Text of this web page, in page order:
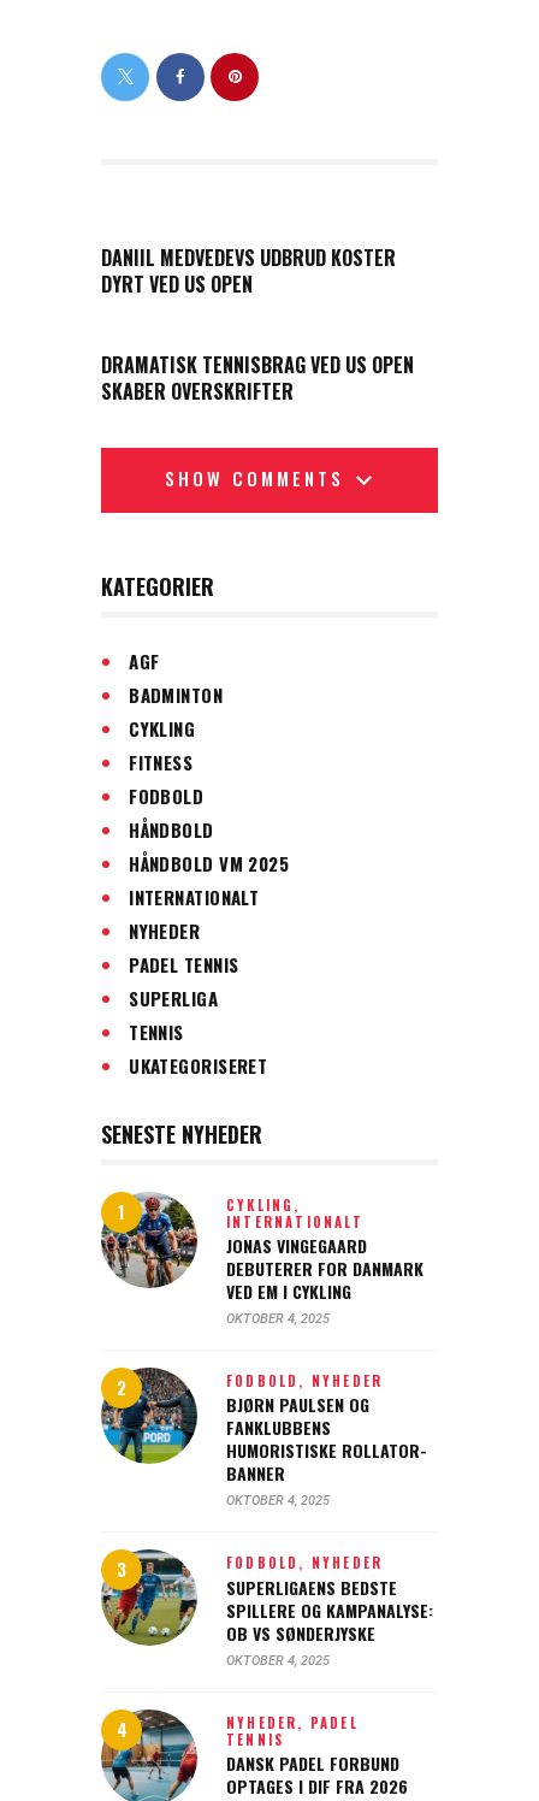
DANIIL MEDVEDEVS UDBRUD KOSTER
DYRT VED US OPEN
DRAMATISK TENNISBRAG VED US OPEN
SKABER OVERSKRIFTER
SHOW COMMENTS
KATEGORIER
AGF
BADMINTON
CYKLING
FITNESS
FODBOLD
HÅNDBOLD
HÅNDBOLD VM 2025
INTERNATIONALT
NYHEDER
PADEL TENNIS
SUPERLIGA
TENNIS
UKATEGORISERET
SENESTE NYHEDER
CYKLING,
INTERNATIONALT
JONAS VINGEGAARD
DEBUTERER FOR DANMARK
VED EM I CYKLING
OKTOBER 4, 2025
FODBOLD, NYHEDER
BJØRN PAULSEN OG
FANKLUBBENS
HUMORISTISKE ROLLATOR-
BANNER
OKTOBER 4, 2025
FODBOLD, NYHEDER
SUPERLIGAENS BEDSTE
SPILLERE OG KAMPANALYSE:
OB VS SØNDERJYSKE
OKTOBER 4, 2025
NYHEDER, PADEL
TENNIS
DANSK PADEL FORBUND
OPTAGES I DIF FRA 2026